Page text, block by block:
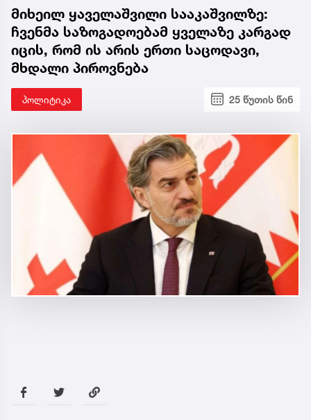
მიხეილ ყაველაშვილი სააკაშვილზე:
ჩვენმა საზოგადოებამ ყველაზე კარგად
იცის, რომ ის არის ერთი საცოდავი,
მხდალი პიროვნება
პოლიტიკა 25 წუთის წინ